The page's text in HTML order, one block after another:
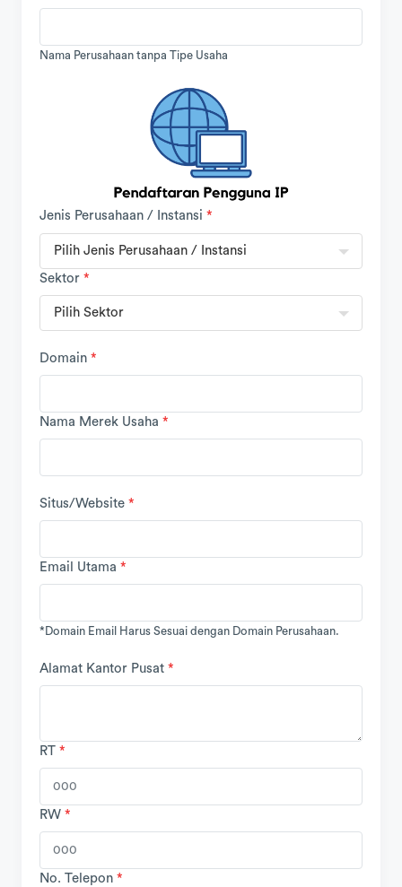
Nama Perusahaan tanpa Tipe Usaha
Jenis Perusahaan / Instansi *
Pilih Jenis Perusahaan / Instansi
Sektor *
Pilih Sektor
Domain *
Nama Merek Usaha *
Situs/Website *
Email Utama *
*Domain Email Harus Sesuai dengan Domain Perusahaan.
Alamat Kantor Pusat *
RT *
RW *
No. Telepon *